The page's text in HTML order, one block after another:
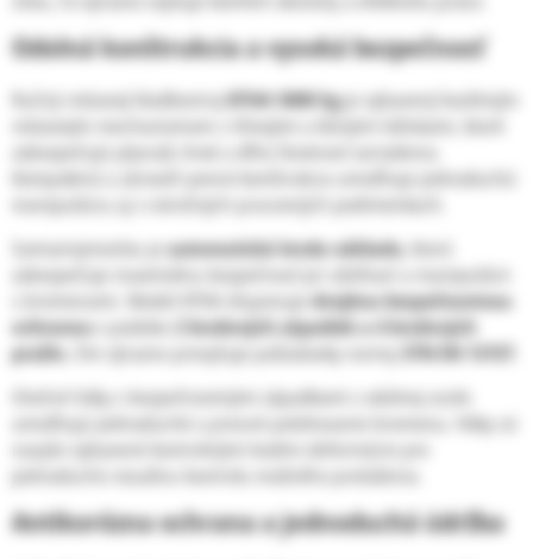
Odolná konštrukcia a vysoká bezpečnosť
Ručný reťazový kladkostrojKTHA 5000 kgje vybavený kvalitným
reťazovým mechanizmom s ihlovými a klznými ložiskami, ktoré
zabezpečujú plynulý chod a dlhú životnosť zariadenia.
Kompaktná a zároveň pevná konštrukcia umožňuje jednoduchú
Samozrejmosťou jeautomatická brzda nákladu, ktorá
zabezpečuje maximálnu bezpečnosť pri zdvíhaní a manipulácii
s bremenami. Model KTHA disponuje dvojitou bezpečnostnou
ochranou v podobe
2 brzdových západiek a 4 brzdových
pružín
STN EN 13157
Otočné háky s bezpečnostnými západkami z odolnej ocele
umožňujú jednoduché a presné polohovanie bremena. Háky sú
Antikorózna ochrana a jednoduchá údržba